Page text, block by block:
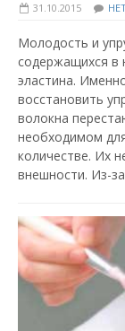
31.10.2015
Молодость и
содержащихся в
эластина.
восстановить
волокна
необходимом
количестве. Их
внешности. Из-за